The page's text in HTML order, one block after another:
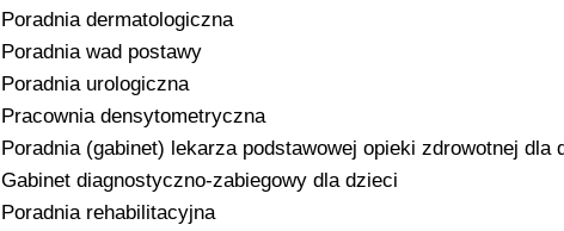
Poradnia dermatologiczna
Poradnia wad postawy
Poradnia urologiczna
Pracownia densytometryczna
Poradnia (gabinet) lekarza podstawowej opieki zdrowotnej dla
Gabinet diagnostyczno-zabiegowy dla dzieci
Poradnia rehabilitacyjna